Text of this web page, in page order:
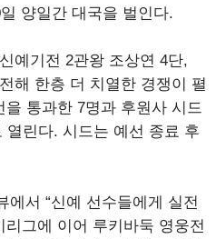
양일간 대국을 벌인다.
예기전 2관왕 조상연 4단,
해 한층 더 치열한 경쟁이 펼
통과한 7명과 후원사 시드
열린다. 시드는 예선 종료 후
에서 “신예 선수들에게 실전
그에 이어 루키바둑 영웅전